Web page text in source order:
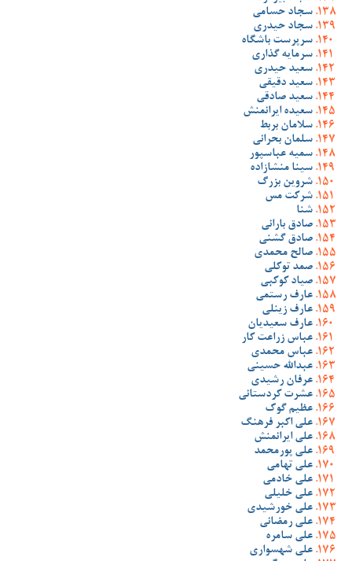
سجاد حسامی
سجاد حیدری
سرپرست باشگاه
سرمایه گذاری
سعید حیدری
سعید دقیقی
سعید صادقی
سعیده ایرانمنش
سلامان بربط
سلمان بحرانی
سمیه عباسپور
سینا منشازاده
شروین بزرگ
شرکت مس
شنا
صادق بارانی
صادق گشنی
صالح محمدی
صمد توکلی
صیاد کوکبی
عارف رستمی
عارف زینلی
عارف سعیدیان
عباس زراعت کار
عباس محمدی
عبدالله حسینی
عرفان رشیدی
عشرت کردستانی
عظیم گوک
علی اکبر فرهنگ
علی ایرانمنش
علی پورمحمد
علی تهامی
علی خادمی
علی خلیلی
علی خورشیدی
علی رمضانی
علی سامره
علی شهسواری